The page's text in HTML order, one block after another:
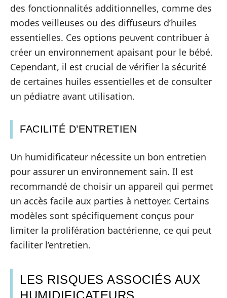
des fonctionnalités additionnelles, comme des
modes veilleuses ou des diffuseurs d’huiles
essentielles. Ces options peuvent contribuer à
créer un environnement apaisant pour le bébé.
Cependant, il est crucial de vérifier la sécurité
de certaines huiles essentielles et de consulter
un pédiatre avant utilisation.
FACILITÉ D’ENTRETIEN
Un humidificateur nécessite un bon entretien
pour assurer un environnement sain. Il est
recommandé de choisir un appareil qui permet
un accès facile aux parties à nettoyer. Certains
modèles sont spécifiquement conçus pour
limiter la prolifération bactérienne, ce qui peut
faciliter l’entretien.
LES RISQUES ASSOCIÉS AUX
HUMIDIFICATEURS